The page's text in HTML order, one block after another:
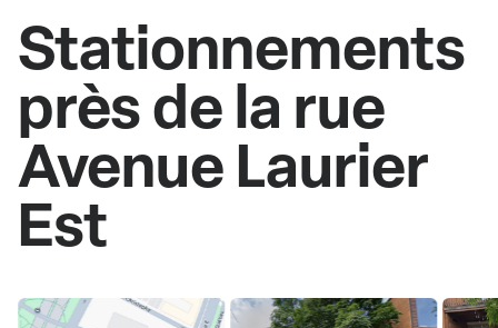
Stationnements
près de la rue
Avenue Laurier
Est